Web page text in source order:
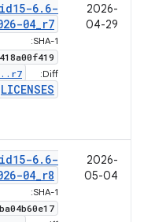
2026-
04-29
6. 6-
04_r7
SHA-1:
Diff:
. . r7
LICENSES
2026-
05-04
6. 6-
04_r8
SHA-1: